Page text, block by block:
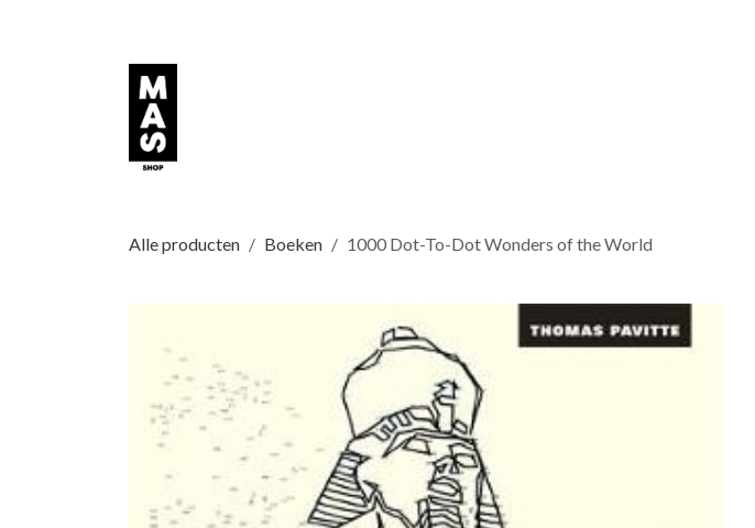
Alle producten Boeken 1000 Dot-To-Dot Wonders of the World